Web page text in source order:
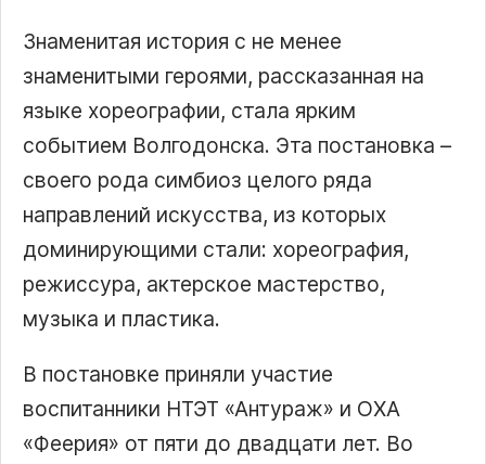
Знаменитая история с не менее
знаменитыми героями, рассказанная на
языке хореографии, стала ярким
событием Волгодонска. Эта постановка –
своего рода симбиоз целого ряда
направлений искусства, из которых
доминирующими стали: хореография,
режиссура, актерское мастерство,
музыка и пластика.
В постановке приняли участие
воспитанники НТЭТ «Антураж» и ОХА
«Феерия» от пяти до двадцати лет. Во